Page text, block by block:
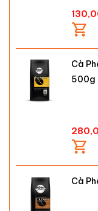
Cà
500g
Cà